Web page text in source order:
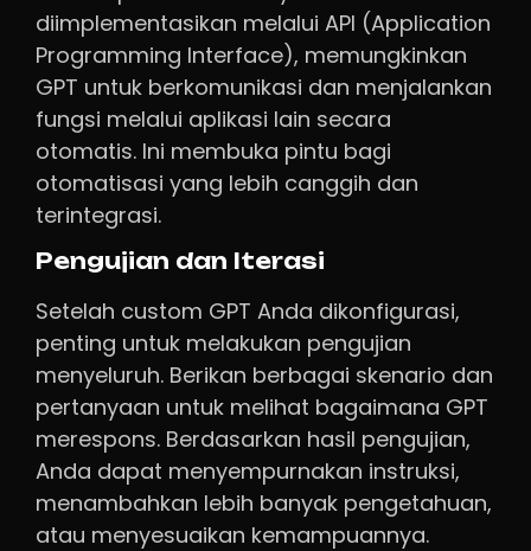
diimplementasikan melalui API (Application
Programming Interface), memungkinkan
GPT untuk berkomunikasi dan menjalankan
fungsi melalui aplikasi lain secara
otomatis. Ini membuka pintu bagi
otomatisasi yang lebih canggih dan
terintegrasi.
Pengujian dan Iterasi
Setelah custom GPT Anda dikonfigurasi,
penting untuk melakukan pengujian
menyeluruh. Berikan berbagai skenario dan
pertanyaan untuk melihat bagaimana GPT
merespons. Berdasarkan hasil pengujian,
Anda dapat menyempurnakan instruksi,
menambahkan lebih banyak pengetahuan,
atau menyesuaikan kemampuannya.